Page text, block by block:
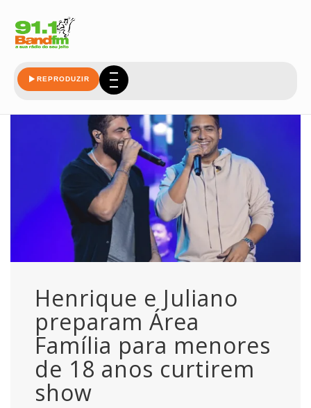
REPRODUZIR
Henrique e Juliano
preparam Área
Família para menores
de 18 anos curtirem
show